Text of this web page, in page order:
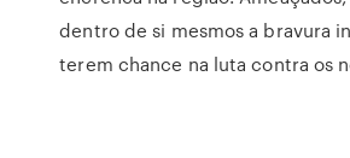
dentro de si mesmos a bravura
terem chance na luta contra os